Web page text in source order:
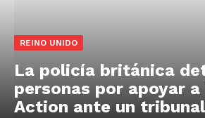
REINO UNIDO
La policía británica
personas por apoyar
Action ante un